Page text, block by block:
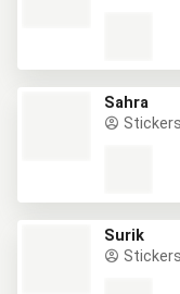
Sahra
Surik